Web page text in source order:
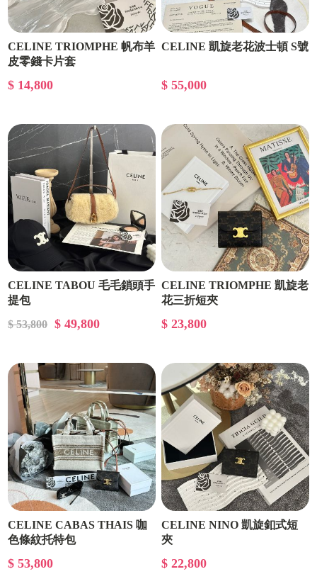
CELINE TRIOMPHE 帆布羊
皮零錢卡片套
$ 14,800
CELINE 凱旋老花波士頓 S號
$ 55,000
CELINE TABOU 毛毛鎖頭手
提包
$ 53,800
$ 49,800
CELINE TRIOMPHE 凱旋老
花三折短夾
$ 23,800
CELINE CABAS THAIS 咖
色條紋托特包
$ 53,800
CELINE NINO 凱旋釦式短
夾
$ 22,800